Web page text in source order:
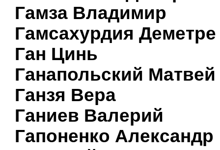
Гамза Владимир
Гамсахурдия Деметре
Ган Цинь
Ганапольский Матвей
Ганзя Вера
Ганиев Валерий
Гапоненко Александр